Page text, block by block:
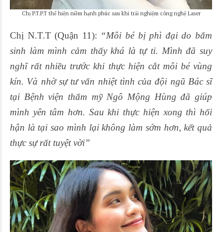
Chị P.T.P.T thể hiện niềm hạnh phúc sau khi trải nghiệm công nghệ Laser
Chị N.T.T (Quận 11): “Môi bé bị phì đại do bẩm
sinh làm mình cảm thấy khá là tự ti. Mình đã suy
nghĩ rất nhiều trước khi thực hiện cắt môi bé vùng
kín. Và nhờ sự tư vấn nhiệt tình của đội ngũ Bác sĩ
tại Bệnh viện thẩm mỹ Ngô Mộng Hùng đã giúp
mình yên tâm hơn. Sau khi thực hiện xong thì hối
hận là tại sao mình lại không làm sớm hơn, kết quả
thực sự rất tuyệt vời”